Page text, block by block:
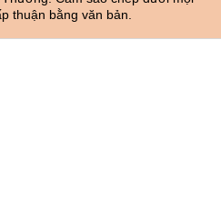
thuận bằng văn bản.